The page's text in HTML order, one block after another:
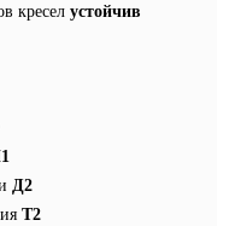
кресел устойчив
Д2
Т2